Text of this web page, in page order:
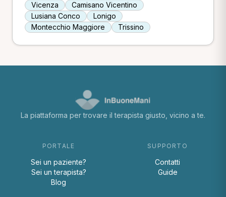
Vicenza
Camisano Vicentino
Lusiana Conco
Lonigo
Montecchio Maggiore
Trissino
La piattaforma per trovare il terapista giusto, vicino a te.
PORTALE
Sei un paziente?
Sei un terapista?
Blog
SUPPORTO
Contatti
Guide